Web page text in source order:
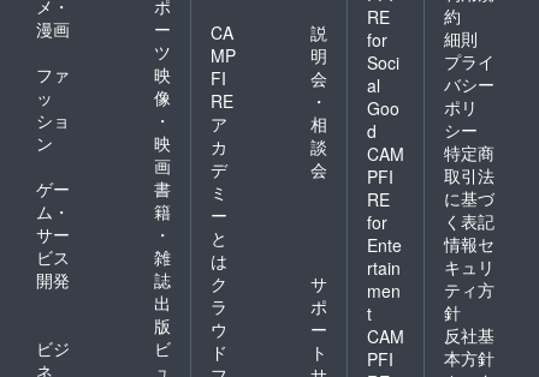
オンラ
イン製
作会の
様子は
すべて
録画さ
せてい
ただき
ます。
（倫理
的に反
する内
容が
あった
場合、
すみや
かに退
出いた
だき、
メ・
漫画
ポ
ー
ツ
ファ
ッ
ショ
ン
映
像
・
映
画
ゲー
ム・
サー
ビス
開発
書
籍
・
雑
誌
出
版
ビジ
ネ
ビ
ュ
CA
MP
FI
RE
ア
カ
デ
ミ
ー
と
は
説
明
会
・
相
談
会
ク
ラ
ウ
ド
サ
ポ
ー
ト
RE
for
Soci
al
Goo
d
CAM
PFI
RE
for
Ente
rtain
men
t
CAM
PFI
約
細則
プライ
バシー
ポリ
シー
特定商
取引法
に基づ
く表記
情報セ
キュリ
ティ方
針
反社基
本方針